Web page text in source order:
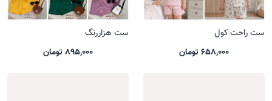
ست راحت کول
658,000 تومان
ست هزاررنگ
895,000 تومان